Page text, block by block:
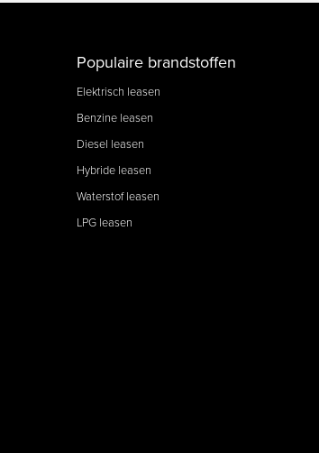
Populaire brandstoffen
Elektrisch leasen
Benzine leasen
Diesel leasen
Hybride leasen
Waterstof leasen
LPG leasen